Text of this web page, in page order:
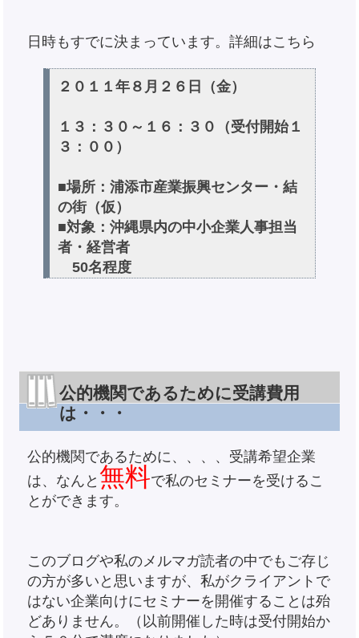
日時もすでに決まっています。詳細はこちら
２０１１年８月２６日（金）
１３：３０～１６：３０（受付開始１
３：００）
■場所：浦添市産業振興センター・結
の街（仮）
■対象：沖縄県内の中小企業人事担当
者・経営者
50名程度
公的機関であるために受講費用
は・・・
公的機関であるために、、、、受講希望企業
は、なんと 無料で私のセミナーを受けるこ
とができます。
このブログや私のメルマガ読者の中でもご存じ
の方が多いと思いますが、私がクライアントで
はない企業向けにセミナーを開催することは殆
どありません。（以前開催した時は受付開始か